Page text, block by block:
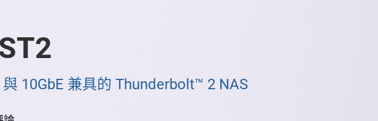
10GbE 兼具的 Thunderbolt™ 2 NAS